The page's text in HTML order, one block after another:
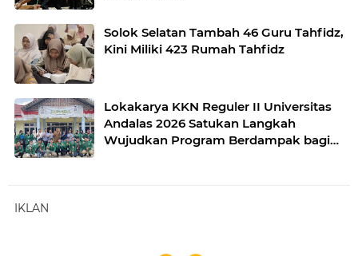
Solok Selatan Tambah 46 Guru Tahfidz,
Kini Miliki 423 Rumah Tahfidz
Lokakarya KKN Reguler II Universitas
Andalas 2026 Satukan Langkah
Wujudkan Program Berdampak bagi
IKLAN